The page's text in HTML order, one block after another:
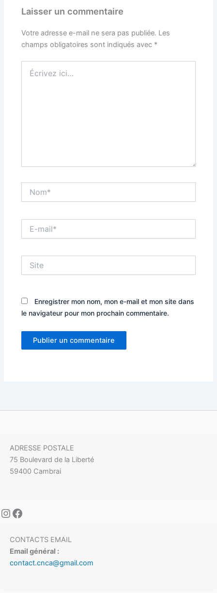
Laisser un commentaire
Votre adresse e-mail ne sera pas publiée. Les
champs obligatoires sont indiqués avec *
ici…
mail*
Enregistrer mon nom, mon e-mail et mon site dans
le navigateur pour mon prochain commentaire.
ADRESSE POSTALE
75 Boulevard de la Liberté
59400 Cambrai
CONTACTS EMAIL
Email général :
contact.cnca@gmail.com